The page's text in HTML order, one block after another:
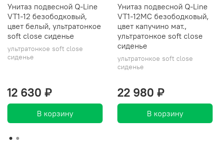
Унитаз подвесной Q-Line
VT1-12 безободковый,
цвет белый, ультратонкое
soft close сиденье
ультратонкое soft close
сиденье
12 630 ₽
В корзину
Унитаз подвесной Q-Line
VT1-12MC безободковый,
цвет капучино мат.,
ультратонкое soft close
сиденье
ультратонкое soft close
сиденье
22 980 ₽
В корзину